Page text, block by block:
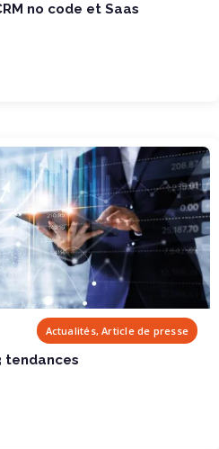
no code et Saas
Actualités, Article de presse
tendances